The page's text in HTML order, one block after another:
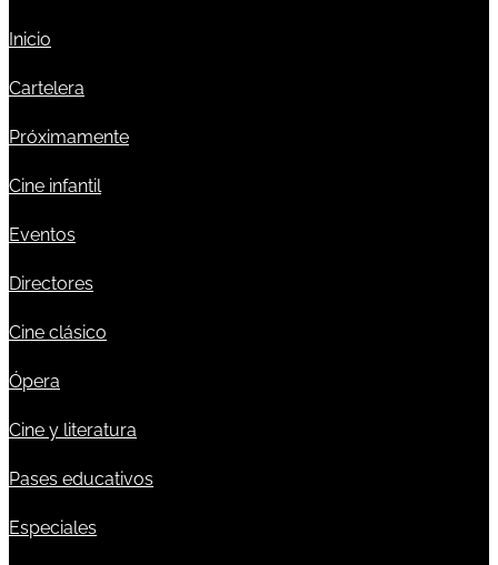
Inicio
Cartelera
Próximamente
Cine infantil
Eventos
Directores
Cine clásico
Ópera
Cine y literatura
Pases educativos
Especiales